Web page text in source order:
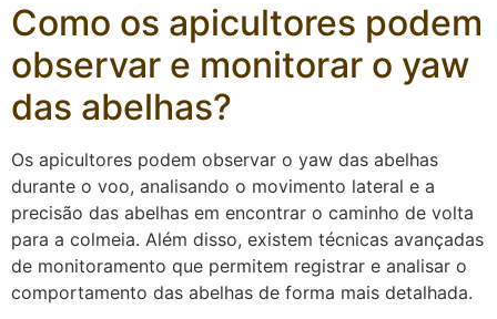
Como os apicultores podem
observar e monitorar o yaw
das abelhas?
Os apicultores podem observar o yaw das abelhas
durante o voo, analisando o movimento lateral e a
precisão das abelhas em encontrar o caminho de volta
para a colmeia. Além disso, existem técnicas avançadas
de monitoramento que permitem registrar e analisar o
comportamento das abelhas de forma mais detalhada.